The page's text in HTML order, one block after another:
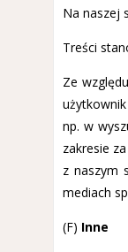
Na naszej
Treści
Ze
np. w
zakresie
z naszym
mediach
(F) Inne